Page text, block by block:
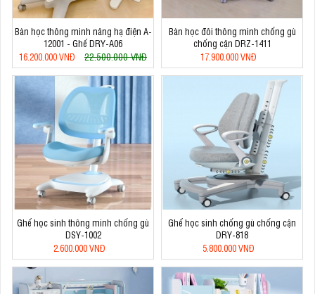
Bàn học thông minh nâng hạ điện A-
12001 - Ghế DRY-A06
16.200.000 VNĐ
22.500.000 VNĐ
Bàn học đôi thông minh chống gù
chống cận DRZ-1411
17.900.000 VNĐ
Ghế học sinh thông minh chống gù
DSY-1002
2.600.000 VNĐ
Ghế học sinh chống gù chống cận
DRY-818
5.800.000 VNĐ